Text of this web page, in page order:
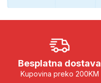
Besplatna dostava
Kupovina preko 200KM